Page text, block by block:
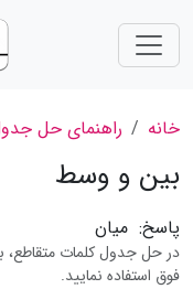
خانه راهنمای حل
بین و وسط
پاسخ: میان
در حل جدول کلمات
فوق استفاده نمایید.